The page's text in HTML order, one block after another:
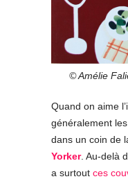
© Amélie
Quand on aime
généralement
dans un coin de
Yorker. Au-delà
a surtout ces